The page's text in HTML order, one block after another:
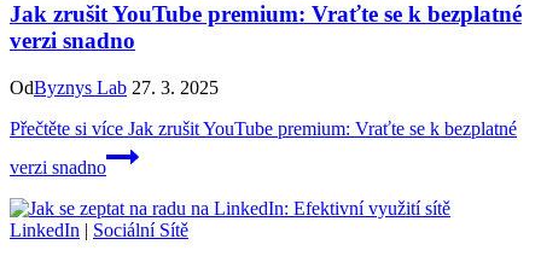
Jak zrušit YouTube premium: Vraťte se k bezplatné
verzi snadno
OdByznys Lab 27. 3. 2025
Přečtěte si více Jak zrušit YouTube premium: Vraťte se k bezplatné
verzi snadno
LinkedIn | Sociální Sítě